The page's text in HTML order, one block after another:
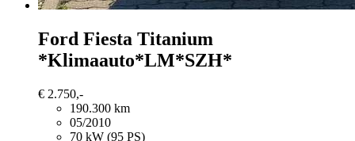
Ford Fiesta Titanium
*Klimaauto*LM*SZH*
€ 2.750,-
190.300 km
05/2010
70 kW (95 PS)